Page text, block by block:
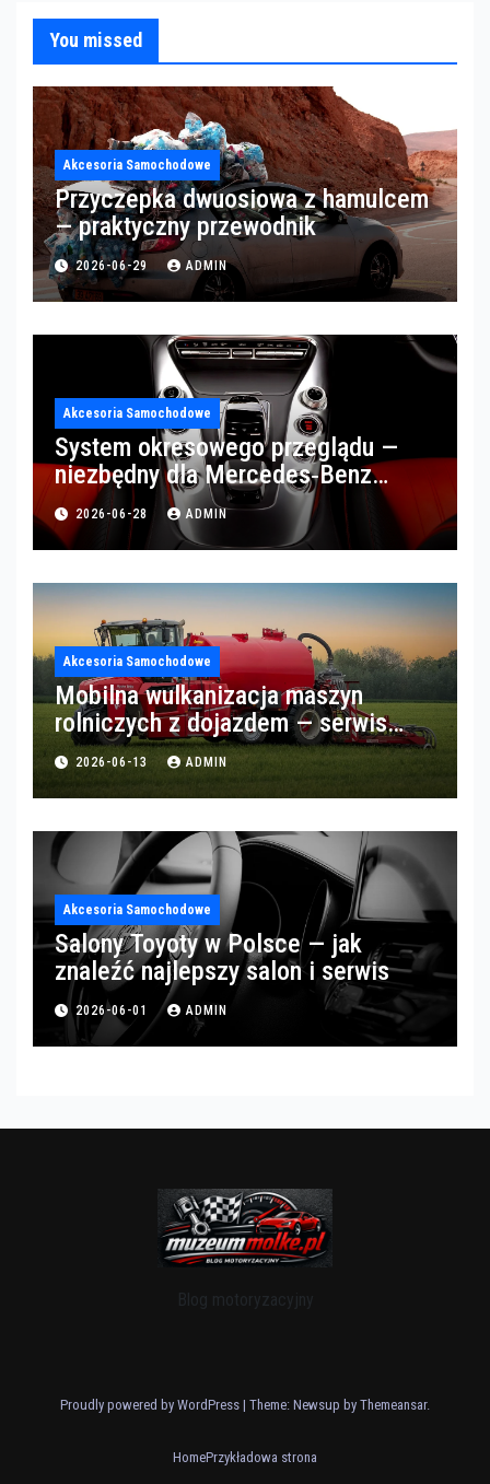
You missed
Akcesoria Samochodowe
Przyczepka dwuosiowa z hamulcem
— praktyczny przewodnik
2026-06-29 ADMIN
Akcesoria Samochodowe
System okresowego przeglądu —
niezbędny dla Mercedes‑Benz
Trucks w Poznaniu
2026-06-28 ADMIN
Akcesoria Samochodowe
Mobilna wulkanizacja maszyn
rolniczych z dojazdem — serwis
opon w okolicach Gorzowa
2026-06-13 ADMIN
Akcesoria Samochodowe
Salony Toyoty w Polsce — jak
znaleźć najlepszy salon i serwis
2026-06-01 ADMIN
Blog motoryzacyjny
Proudly powered by WordPress | Theme: Newsup by Themeansar.
HomePrzykładowa strona